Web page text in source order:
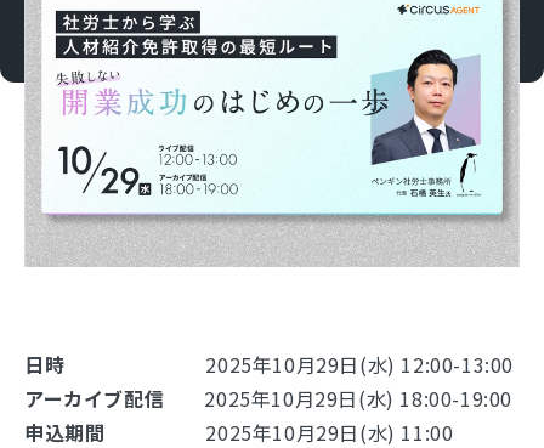
日時 2025年10月29日(水) 12:00-13:00
アーカイブ配信 2025年10月29日(水) 18:00-19:00
申込期間 2025年10月29日(水) 11:00